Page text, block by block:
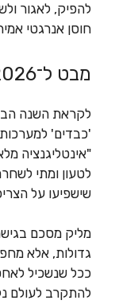
להפיק, לאגור
חוסן אנרגטי
מבט ל־2026: גמישות, זמינות וקהילתיות
לקראת השנה
"אינטליגנציה
לטעון ומתי
שישפיעו על
מליק מסכם
גדולות, אלא
ככל שנשכיל
להתקרב לעולם